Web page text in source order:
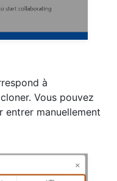
à
Vous pouvez
entrer manuellement